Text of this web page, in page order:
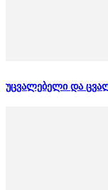
უცვალებელი და